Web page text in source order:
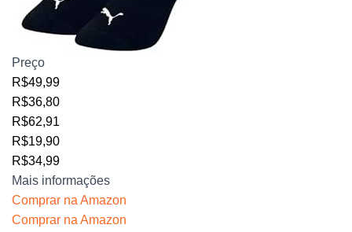
Preço
R$49,99
R$36,80
R$62,91
R$19,90
R$34,99
Mais informações
Comprar na Amazon
Comprar na Amazon